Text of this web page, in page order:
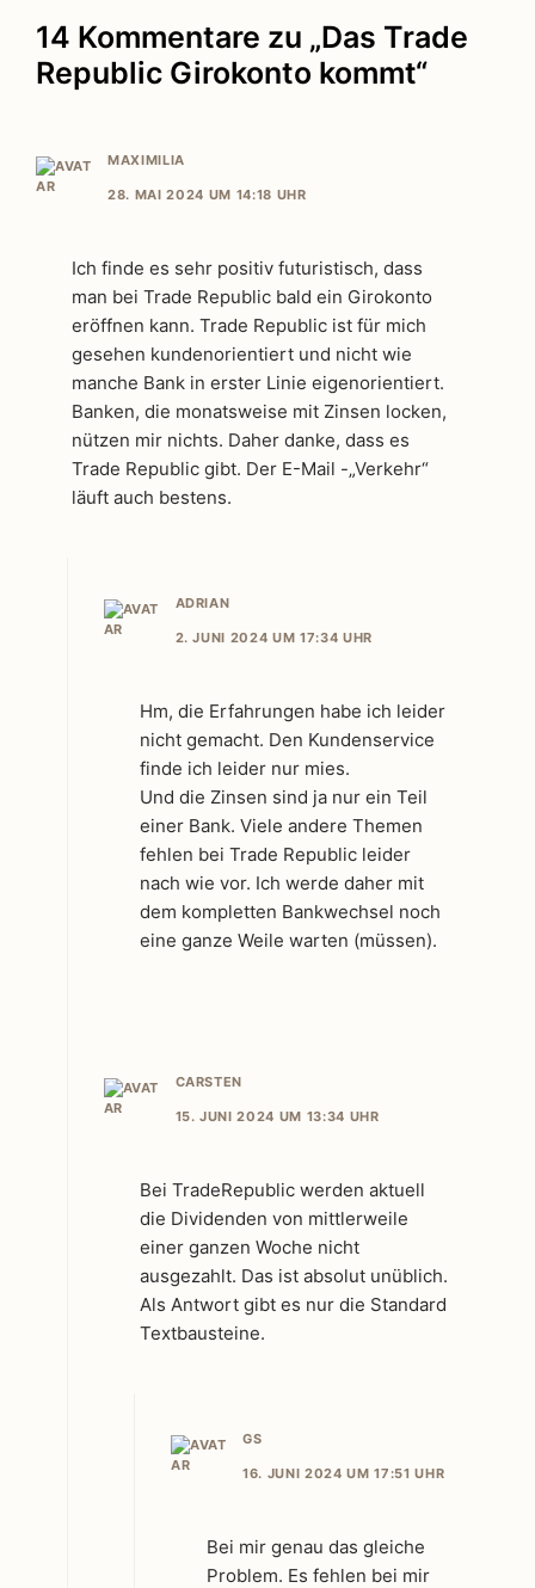
14 Kommentare zu „Das Trade
Republic Girokonto kommt“
MAXIMILIA
28. MAI 2024 UM 14:18 UHR
Ich finde es sehr positiv futuristisch, dass
man bei Trade Republic bald ein Girokonto
eröffnen kann. Trade Republic ist für mich
gesehen kundenorientiert und nicht wie
manche Bank in erster Linie eigenorientiert.
Banken, die monatsweise mit Zinsen locken,
nützen mir nichts. Daher danke, dass es
Trade Republic gibt. Der E-Mail -„Verkehr“
läuft auch bestens.
ADRIAN
2. JUNI 2024 UM 17:34 UHR
Hm, die Erfahrungen habe ich leider
nicht gemacht. Den Kundenservice
finde ich leider nur mies.
Und die Zinsen sind ja nur ein Teil
einer Bank. Viele andere Themen
fehlen bei Trade Republic leider
nach wie vor. Ich werde daher mit
dem kompletten Bankwechsel noch
eine ganze Weile warten (müssen).
CARSTEN
15. JUNI 2024 UM 13:34 UHR
Bei TradeRepublic werden aktuell
die Dividenden von mittlerweile
einer ganzen Woche nicht
ausgezahlt. Das ist absolut unüblich.
Als Antwort gibt es nur die Standard
Textbausteine.
GS
16. JUNI 2024 UM 17:51 UHR
Bei mir genau das gleiche
Problem. Es fehlen bei mir